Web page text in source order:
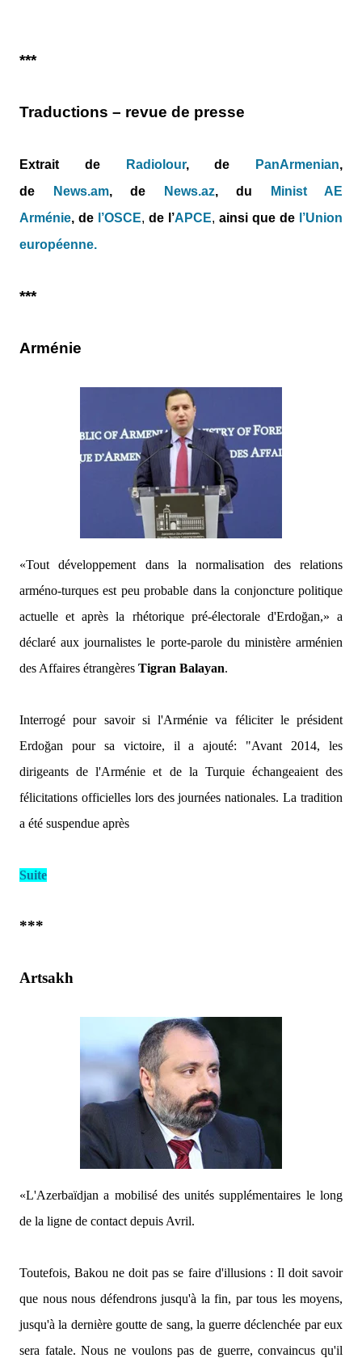
***
Traductions – revue de presse
Extrait de Radiolour, de PanArmenian,
de
News.am,de News.az, du
Minist AE
Arménie, de l’OSCE, de l’APCE, ainsi que de l’Union
européenne.
***
Arménie
«Tout développement dans la normalisation des relations
arméno-turques est peu probable dans la conjoncture politique
actuelle et après la rhétorique pré-électorale d'Erdoğan,» a
déclaré aux journalistes le porte-parole du ministère arménien
des Affaires étrangères Tigran Balayan.
Interrogé pour savoir si l'Arménie va féliciter le président
Erdoğan pour sa victoire, il a ajouté: "Avant 2014, les
dirigeants de l'Arménie et de la Turquie échangeaient des
félicitations officielles lors des journées nationales. La tradition
a été suspendue après
Suite
***
Artsakh
«L'Azerbaïdjan a mobilisé des unités supplémentaires le long
de la ligne de contact depuis Avril.
Toutefois, Bakou ne doit pas se faire d'illusions : Il doit savoir
que nous nous défendrons jusqu'à la fin, par tous les moyens,
jusqu'à la dernière goutte de sang, la guerre déclenchée par eux
sera fatale. Nous ne voulons pas de guerre, convaincus qu'il